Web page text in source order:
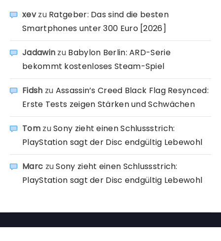
xevzu Ratgeber: Das sind die besten
Smartphones unter 300 Euro [2026]
Jadawin zu Babylon Berlin: ARD-Serie
bekommt kostenloses Steam-Spiel
Fidsh zu Assassin’s Creed Black Flag Resynced:
Erste Tests zeigen Stärken und Schwächen
TomzuSony zieht einen Schlussstrich:
PlayStation sagt der Disc endgültig Lebewohl
Marc zuSony zieht einen Schlussstrich:
PlayStation sagt der Disc endgültig Lebewohl